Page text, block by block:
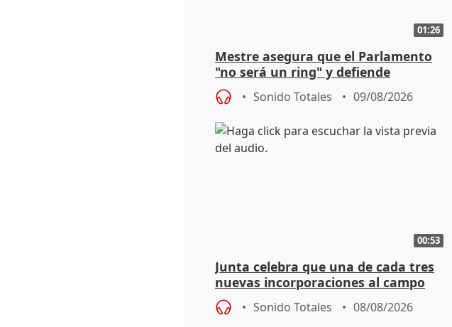
01:26
Mestre asegura que el Parlamento
"no será un ring" y defiende
"estabilidad" del pacto con Vox
Sonido Totales 09/08/2026
00:53
Junta celebra que una de cada tres
nuevas incorporaciones al campo
andaluz son mujeres jóvenes
Sonido Totales 08/08/2026